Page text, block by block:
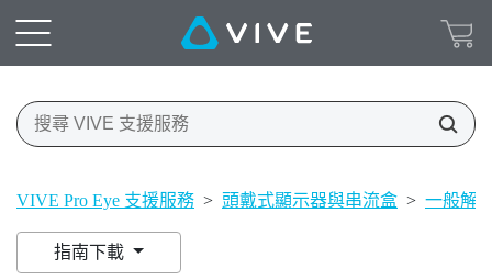
VIVE Pro Eye 支援服務 > 頭戴式顯示器與串流盒 > 一般解
指南下載